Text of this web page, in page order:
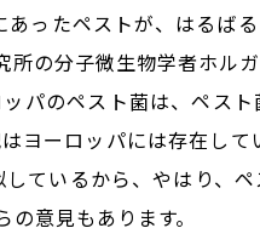
ったペストが、はるば
の分子微生物学者ホル
パのペスト菌は、ペス
ヨーロッパには存在し
ているから、やはり、
意見もあります。